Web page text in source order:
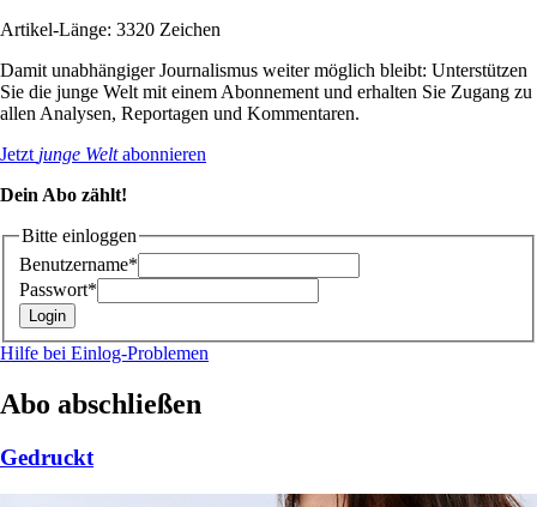
Artikel-Länge: 3320 Zeichen
Damit unabhängiger Journalismus weiter möglich bleibt: Unterstützen
Sie die junge Welt mit einem Abonnement und erhalten Sie Zugang zu
allen Analysen, Reportagen und Kommentaren.
Jetzt junge Weltabonnieren
Dein Abo zählt!
Bitte einloggen
Benutzername*
Passwort*
Hilfe bei Einlog-Problemen
Abo abschließen
Gedruckt